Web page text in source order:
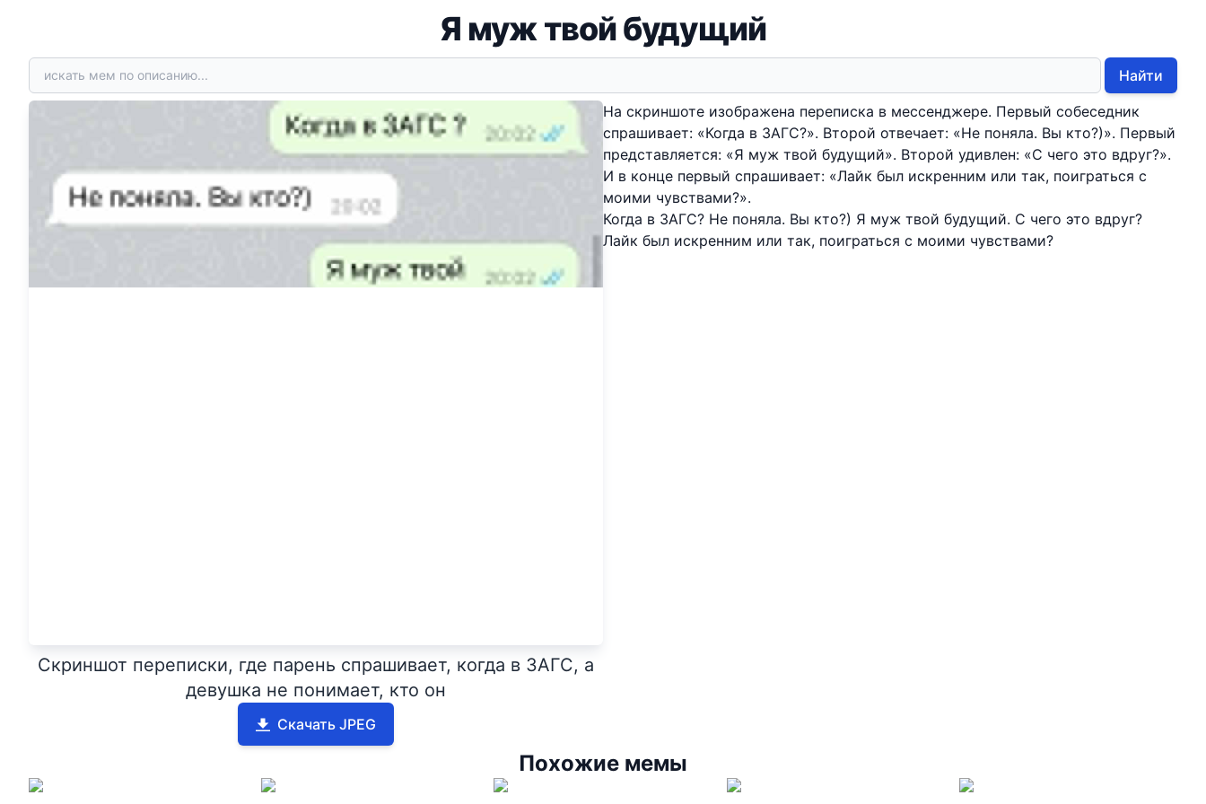
Я муж твой будущий
Найти
Скриншот переписки, где парень спрашивает, когда в ЗАГС, а
девушка не понимает, кто он
Скачать JPEG
На скриншоте изображена переписка в мессенджере. Первый собеседник
спрашивает: «Когда в ЗАГС?». Второй отвечает: «Не поняла. Вы кто?)». Первый
представляется: «Я муж твой будущий». Второй удивлен: «С чего это вдруг?».
И в конце первый спрашивает: «Лайк был искренним или так, поиграться с
моими чувствами?».
Когда в ЗАГС? Не поняла. Вы кто?) Я муж твой будущий. С чего это вдруг?
Лайк был искренним или так, поиграться с моими чувствами?
Похожие мемы